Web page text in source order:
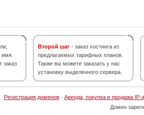
имя.
заказ
Второй шаг - заказ хостинга из
предлагаемых тарифных планов.
Также вы можете заказать у нас
установку выделенного сервера.
Регистрация доменов· Аренда, покупка и продажа IP-
Домен